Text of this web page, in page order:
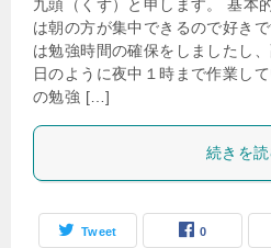
九頭（くず）と申します。 基本
は朝の方が集中できるので好き
は勉強時間の確保をしましたし
日のように夜中１時まで作業し
の勉強 […]
続きを
Tweet 0